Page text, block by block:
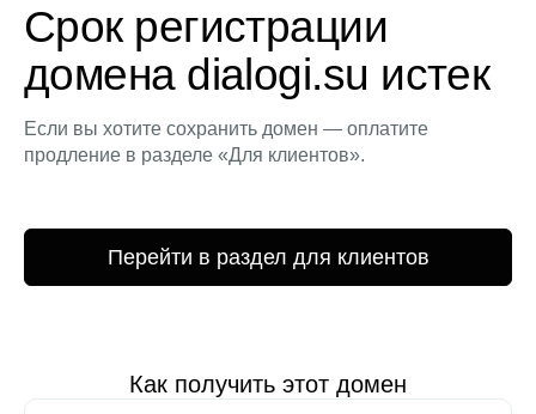
Срок регистрации
домена dialogi.su истек
Если вы хотите сохранить домен — оплатите
продление в разделе «Для клиентов».
Перейти в раздел для клиентов
Как получить этот домен